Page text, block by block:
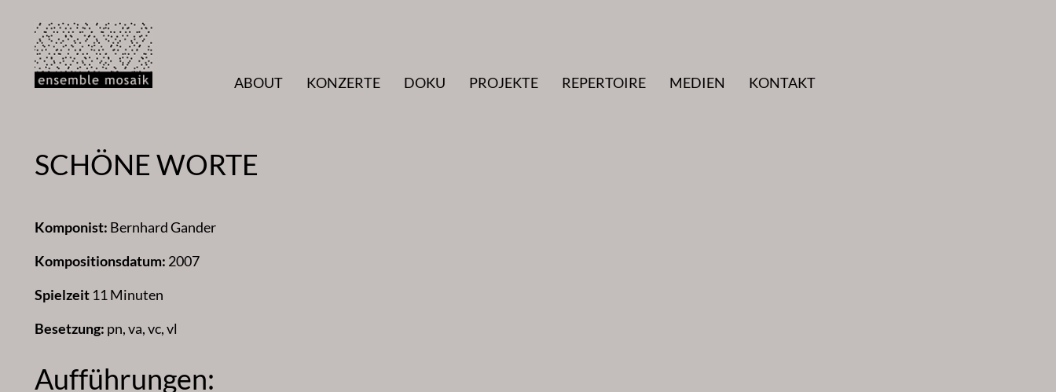
Inhalt
springen
ABOUT
KONZERTE DOKU PROJEKTE REPERTOIRE MEDIEN KONTAKT
SCHÖNE WORTE
Komponist: Bernhard Gander
Kompositionsdatum: 2007
Spielzeit 11 Minuten
Besetzung: pn, va, vc, vl
Aufführungen: